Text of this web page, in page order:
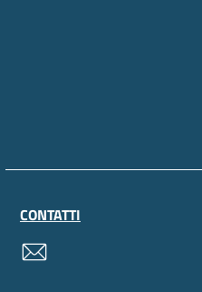
CONTATTI